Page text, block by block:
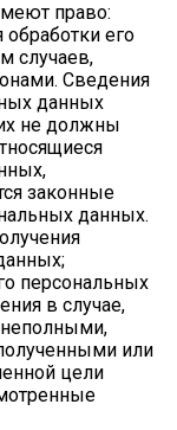
право:
его
случаев,
Сведения
данных
не должны
законные
данных.
персональных
в случае,
или
цели